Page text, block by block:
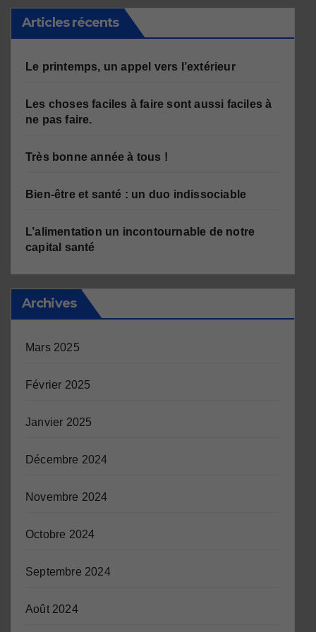
Articles récents
Le printemps, un appel vers l’extérieur
Les choses faciles à faire sont aussi faciles à
ne pas faire.
Très bonne année à tous !
Bien-être et santé : un duo indissociable
L’alimentation un incontournable de notre
capital santé
Archives
Mars 2025
Février 2025
Janvier 2025
Décembre 2024
Novembre 2024
Octobre 2024
Septembre 2024
Août 2024